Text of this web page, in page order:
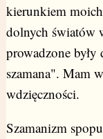
kierunkiem
dolnych światów
prowadzone
szamana". Mam
wdzięczności.
Szamanizm